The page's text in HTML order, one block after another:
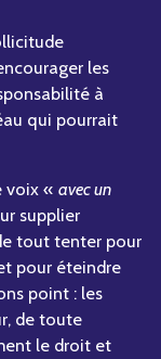
les
à
qui pourrait
voix « avec un
supplier
tout tenter pour
pour éteindre
point : les
de toute
le droit et